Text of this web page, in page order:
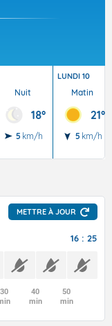
Nuit
18°
5 km/h
LUNDI 10
Matin
21°
5 km/h
METTRE À JOUR
16 : 25
30
40
min
50
min